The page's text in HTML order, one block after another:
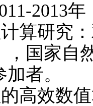
2013
算研究
国家自
者。
高效数